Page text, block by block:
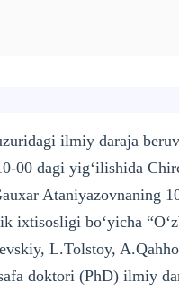
ilmiy daraja
00 dagi yig‘ilishida
Ataniyazovnaning
ixtisosligi bo‘yicha
L.Tolstoy,
doktori (PhD) ilmiy